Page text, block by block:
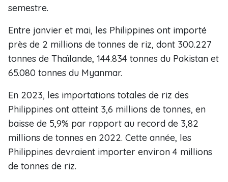
semestre.
Entre janvier et mai, les Philippines ont importé
près de 2 millions de tonnes de riz, dont 300.227
tonnes de Thaïlande, 144.834 tonnes du Pakistan et
65.080 tonnes du Myanmar.
En 2023, les importations totales de riz des
Philippines ont atteint 3,6 millions de tonnes, en
baisse de 5,9% par rapport au record de 3,82
millions de tonnes en 2022. Cette année, les
Philippines devraient importer environ 4 millions
de tonnes de riz.